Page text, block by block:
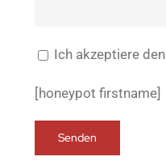
Ich akzeptiere den
[honeypot firstname]